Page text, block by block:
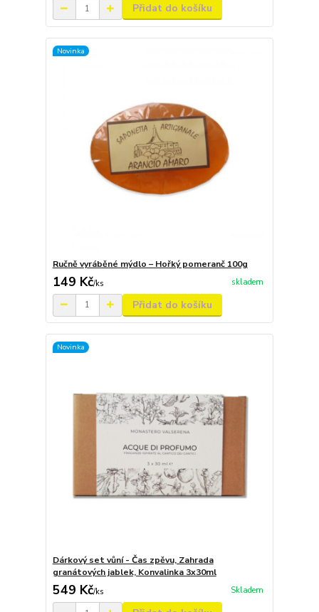
Přidat do košíku
Novinka
Ručně vyráběné mýdlo – Hořký pomeranč 100g
149 Kč/ks skladem
Přidat do košíku
Novinka
Dárkový set vůní - Čas zpěvu, Zahrada
granátových jablek, Konvalinka 3x30ml
549 Kč/ks Skladem